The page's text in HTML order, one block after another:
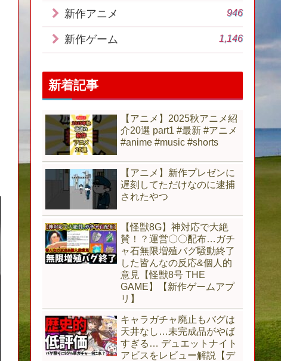
新作アニメ 946
新作ゲーム 1,146
新着記事
【アニメ】2025秋アニメ紹
介20選 part1 #最新 #アニメ
#anime #music #shorts
【アニメ】新作プレゼンに
遅刻してただけなのに逮捕
されたやつ
【怪獣8G】神対応で大絶
賛！？運営〇〇配布…ガチ
ャ石無限増殖バグ騒動終了
した皆んなの反応&個人的
意見【怪獣8号 THE
GAME】【新作ゲームアプ
リ】
キャラガチャ廃止もバグは
天井なし…未完成品がやば
すぎる… デュエットナイト
アビスをレビュー解説【デ